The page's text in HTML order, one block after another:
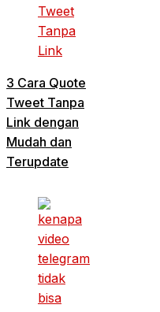
3 Cara Quote
Tweet Tanpa
Link dengan
Mudah dan
Terupdate